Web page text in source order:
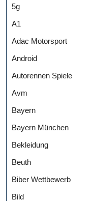
5g
A1
Adac Motorsport
Android
Autorennen Spiele
Avm
Bayern
Bayern München
Bekleidung
Beuth
Biber Wettbewerb
Bild